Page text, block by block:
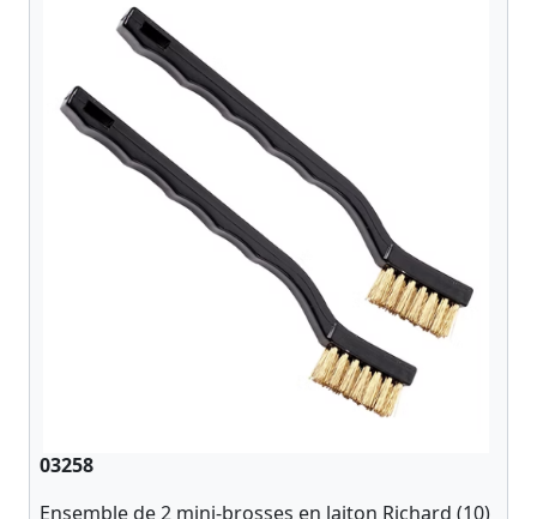
03258
Ensemble de 2 mini-brosses en laiton Richard (10)